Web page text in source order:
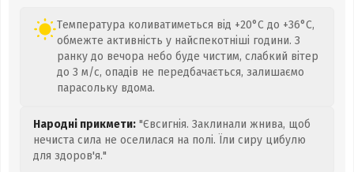
Температура коливатиметься від +20°C до +36°C,
обмежте активність у найспекотніші години. З
ранку до вечора небо буде чистим, слабкий вітер
до 3 м/с, опадів не передбачається, залишаємо
парасольку вдома.
Народні прикмети: "Євсигнія. Заклинали жнива, щоб
нечиста сила не оселилася на полі. Їли сиру цибулю
для здоров'я."